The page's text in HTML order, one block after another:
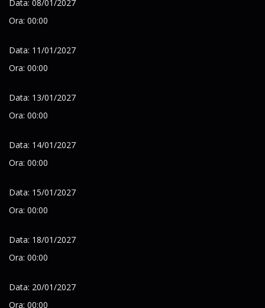
Data: 08/01/2027
Ora: 00:00
Data: 11/01/2027
Ora: 00:00
Data: 13/01/2027
Ora: 00:00
Data: 14/01/2027
Ora: 00:00
Data: 15/01/2027
Ora: 00:00
Data: 18/01/2027
Ora: 00:00
Data: 20/01/2027
Ora: 00:00